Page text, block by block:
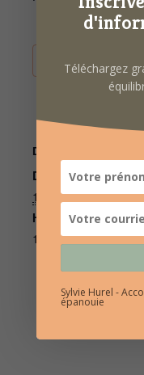
AJOUTER
DÉTAILS
Date :
11 avril 2023
Heure :
10h00 à 12h00
Téléchargez
Sylvie Hurel -
épanouie